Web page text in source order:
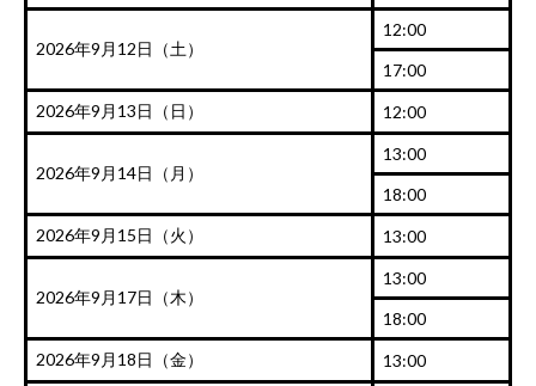
2026年9月12日（土）
12:00
17:00
2026年9月13日（日）
12:00
2026年9月14日（月）
13:00
18:00
2026年9月15日（火）
13:00
2026年9月17日（木）
13:00
18:00
2026年9月18日（金）
13:00